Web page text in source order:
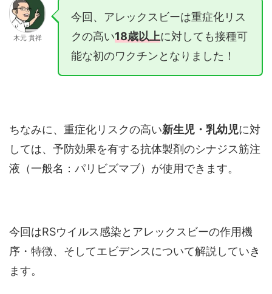
木元 貴祥
今回、アレックスビーは重症化リス
クの高い18歳以上に対しても接種可
能な初のワクチンとなりました！
ちなみに、重症化リスクの高い新生児・乳幼児に対
しては、予防効果を有する抗体製剤のシナジス筋注
液（一般名：パリビズマブ）が使用できます。
今回はRSウイルス感染とアレックスビーの作用機
序・特徴、そしてエビデンスについて解説していき
ます。